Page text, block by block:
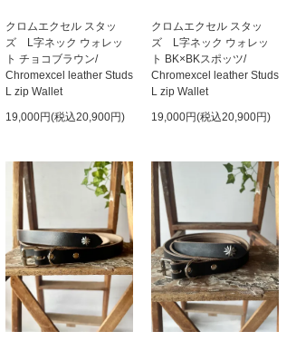
クロムエクセル スタッ
ズ L字ネック ウォレッ
ト チョコブラウン/
Chromexcel leather Studs
L zip Wallet
19,000円(税込20,900円)
クロムエクセル スタッ
ズ L字ネック ウォレッ
ト BK×BKスポッツ/
Chromexcel leather Studs
L zip Wallet
19,000円(税込20,900円)